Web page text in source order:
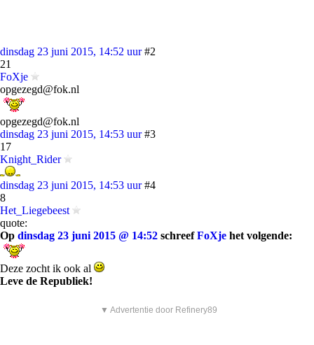
dinsdag 23 juni 2015, 14:52 uur #2
21
FoXje
opgezegd@fok.nl
opgezegd@fok.nl
dinsdag 23 juni 2015, 14:53 uur #3
17
Knight_Rider
dinsdag 23 juni 2015, 14:53 uur #4
8
Het_Liegebeest
quote:
Op dinsdag 23 juni 2015 @ 14:52 schreefFoXje het volgende:
Deze zocht ik ook al
Leve de Republiek!
▼ Advertentie door Refinery89